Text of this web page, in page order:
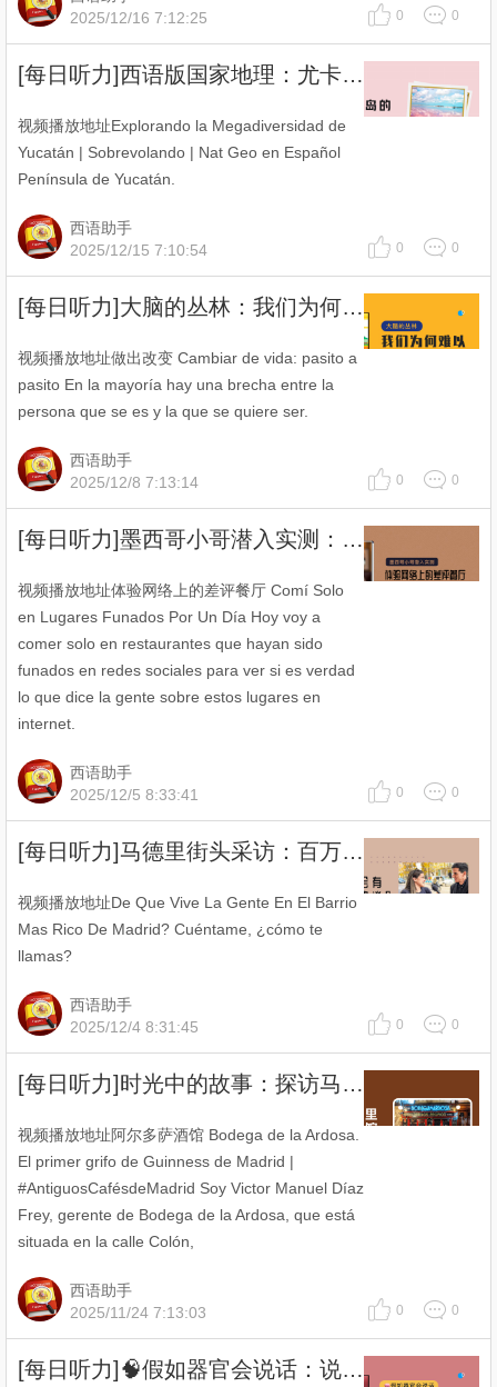
2025/12/16 7:12:25
0 0
[每日听力]西语版国家地理：尤卡坦半岛的自然魔法🌿
视频播放地址Explorando la Megadiversidad de
Yucatán | Sobrevolando | Nat Geo en Español
Península de Yucatán.
西语助手
2025/12/15 7:10:54
0 0
[每日听力]大脑的丛林：我们为何难以改变习惯？
视频播放地址做出改变 Cambiar de vida: pasito a
pasito En la mayoría hay una brecha entre la
persona que se es y la que se quiere ser.
西语助手
2025/12/8 7:13:14
0 0
[每日听力]墨西哥小哥潜入实测：体验网络上的差评餐厅
视频播放地址体验网络上的差评餐厅 Comí Solo
en Lugares Funados Por Un Día Hoy voy a
comer solo en restaurantes que hayan sido
funados en redes sociales para ver si es verdad
lo que dice la gente sobre estos lugares en
internet.
西语助手
2025/12/5 8:33:41
0 0
[每日听力]马德里街头采访：百万富翁会有哪些人生建议？
视频播放地址De Que Vive La Gente En El Barrio
Mas Rico De Madrid? Cuéntame, ¿cómo te
llamas?
西语助手
2025/12/4 8:31:45
0 0
[每日听力]时光中的故事：探访马德里百年老酒馆
视频播放地址阿尔多萨酒馆 Bodega de la Ardosa.
El primer grifo de Guinness de Madrid |
#AntiguosCafésdeMadrid Soy Victor Manuel Díaz
Frey, gerente de Bodega de la Ardosa, que está
situada en la calle Colón,
西语助手
2025/11/24 7:13:03
0 0
[每日听力]🧠假如器官会说话：说“不”为什么这么难？